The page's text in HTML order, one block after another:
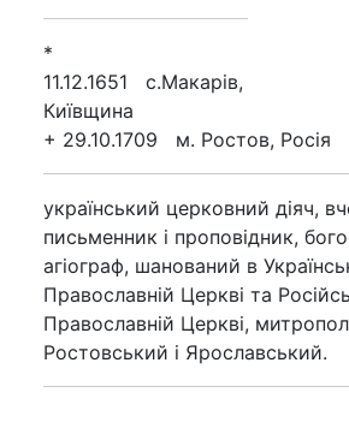
*
11.12.1651 с.Макарів,
Київщина
+ 29.10.1709 м. Ростов, Росія
український церковний діяч,
письменник і проповідник,
агіограф, шанований в
Православній Церкві та
Православній Церкві,
Ростовський і Ярославський.